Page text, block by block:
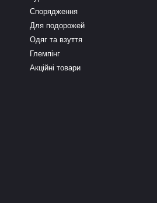
Спорядження
Для подорожей
Одяг та взуття
Глемпінг
Акційні товари